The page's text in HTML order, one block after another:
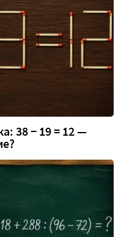
38 − 19 = 12 —